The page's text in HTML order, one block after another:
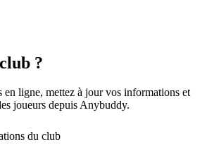
?
en ligne, mettez à jour vos informations et
joueurs depuis Anybuddy.
du club